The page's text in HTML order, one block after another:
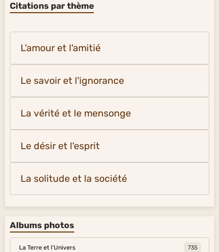
Citations par thème
L'amour et l'amitié
Le savoir et l'ignorance
La vérité et le mensonge
Le désir et l'esprit
La solitude et la société
Albums photos
La Terre et l'Univers 735